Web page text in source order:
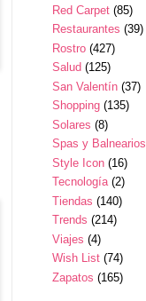
Red Carpet (85)
Restaurantes (39)
Rostro (427)
Salud (125)
San Valentín (37)
Shopping (135)
Solares (8)
Spas y Balnearios
Style Icon (16)
Tecnología (2)
Tiendas (140)
Trends (214)
Viajes (4)
Wish List (74)
Zapatos (165)